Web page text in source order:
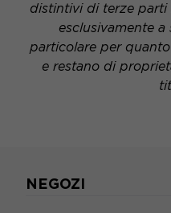
distintivi di terze
esclusivamente
particolare per
e restano di
NEGOZI